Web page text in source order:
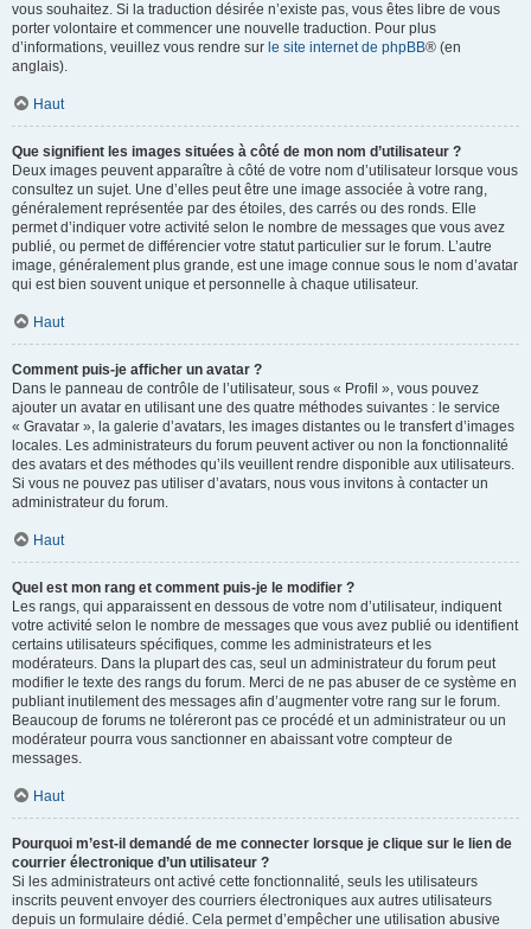
vous souhaitez. Si la traduction désirée n’existe pas, vous êtes libre de vous
porter volontaire et commencer une nouvelle traduction. Pour plus
d’informations, veuillez vous rendre sur le site internet de phpBB® (en
anglais).
Haut
Que signifient les images situées à côté de mon nom d’utilisateur ?
Deux images peuvent apparaître à côté de votre nom d’utilisateur lorsque vous
consultez un sujet. Une d’elles peut être une image associée à votre rang,
généralement représentée par des étoiles, des carrés ou des ronds. Elle
permet d’indiquer votre activité selon le nombre de messages que vous avez
publié, ou permet de différencier votre statut particulier sur le forum. L’autre
image, généralement plus grande, est une image connue sous le nom d’avatar
qui est bien souvent unique et personnelle à chaque utilisateur.
Haut
Comment puis-je afficher un avatar ?
Dans le panneau de contrôle de l’utilisateur, sous « Profil », vous pouvez
ajouter un avatar en utilisant une des quatre méthodes suivantes : le service
« Gravatar », la galerie d’avatars, les images distantes ou le transfert d’images
locales. Les administrateurs du forum peuvent activer ou non la fonctionnalité
des avatars et des méthodes qu’ils veuillent rendre disponible aux utilisateurs.
Si vous ne pouvez pas utiliser d’avatars, nous vous invitons à contacter un
administrateur du forum.
Haut
Quel est mon rang et comment puis-je le modifier ?
Les rangs, qui apparaissent en dessous de votre nom d’utilisateur, indiquent
votre activité selon le nombre de messages que vous avez publié ou identifient
certains utilisateurs spécifiques, comme les administrateurs et les
modérateurs. Dans la plupart des cas, seul un administrateur du forum peut
modifier le texte des rangs du forum. Merci de ne pas abuser de ce système en
publiant inutilement des messages afin d’augmenter votre rang sur le forum.
Beaucoup de forums ne toléreront pas ce procédé et un administrateur ou un
modérateur pourra vous sanctionner en abaissant votre compteur de
messages.
Haut
Pourquoi m’est-il demandé de me connecter lorsque je clique sur le lien de
courrier électronique d’un utilisateur ?
Si les administrateurs ont activé cette fonctionnalité, seuls les utilisateurs
inscrits peuvent envoyer des courriers électroniques aux autres utilisateurs
depuis un formulaire dédié. Cela permet d’empêcher une utilisation abusive